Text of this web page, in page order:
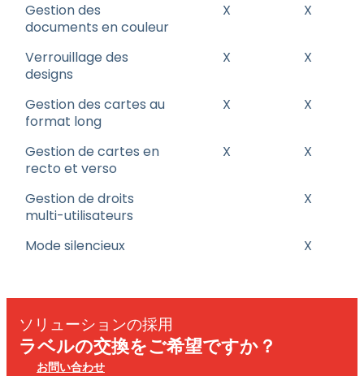
Gestion des
documents en couleur
X X
Verrouillage des
designs
X X
Gestion des cartes au
format long
X X
Gestion de cartes en
recto et verso
X X
Gestion de droits
multi-utilisateurs
X
Mode silencieux X
ソリューションの採用
ラベルの交換をご希望ですか？
お問い合わせ